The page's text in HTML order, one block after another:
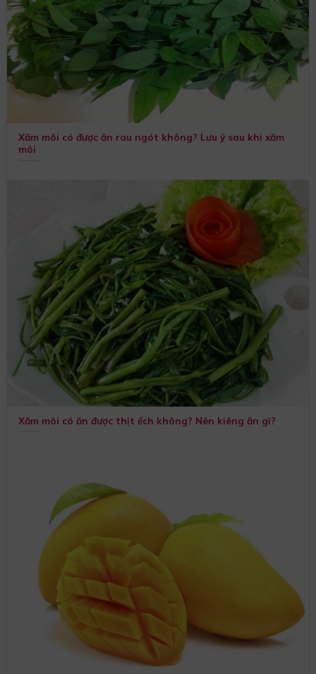
Xăm môi có được ăn rau ngót không? Lưu ý sau khi xăm
môi
Xăm môi có ăn được thịt ếch không? Nên kiêng ăn gì?